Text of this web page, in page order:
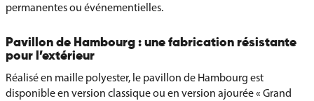
permanentes ou événementielles.
Pavillon de Hambourg : une fabrication résistante
pour l’extérieur
Réalisé en maille polyester, le pavillon de Hambourg est
disponible en version classique ou en version ajourée « Grand